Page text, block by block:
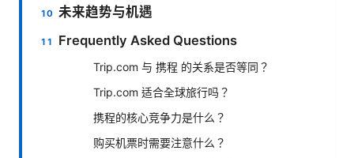
未来趋势与机遇
Frequently Asked Questions
Trip.com 与 携程 的关系是否等同？
Trip.com 适合全球旅行吗？
携程的核心竞争力是什么？
购买机票时需要注意什么？